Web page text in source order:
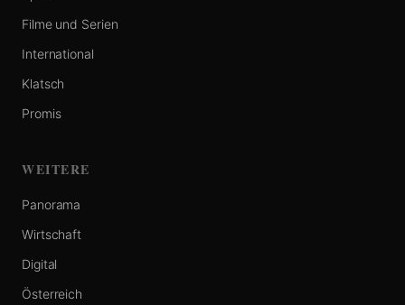
Filme und Serien
International
Klatsch
Promis
WEITERE
Panorama
Wirtschaft
Digital
Österreich